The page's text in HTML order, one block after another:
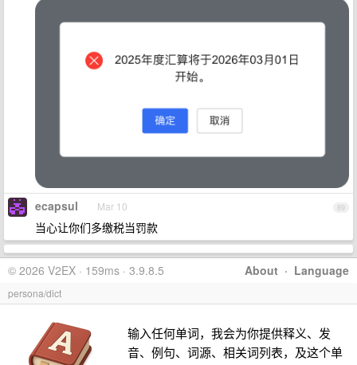
89
ecapsul Mar 10
当心让你们多缴税当罚款
About · Language
© 2026 V2EX · 159ms · 3.9.8.5
persona/dict
输入任何单词，我会为你提供释义、发
音、例句、词源、相关词列表，及这个单